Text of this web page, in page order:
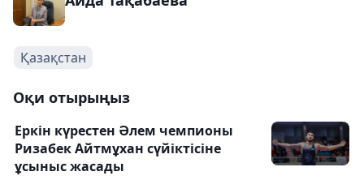
Қазақстан
Оқи отырыңыз
Еркін күрестен Әлем чемпионы
Ризабек Айтмұхан сүйіктісіне
ұсыныс жасады